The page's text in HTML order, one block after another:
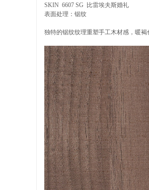
SKIN 6607 SG 比雷埃夫斯婚礼
表面处理：锯纹
独特的锯纹纹理重塑手工木材感，暖褐